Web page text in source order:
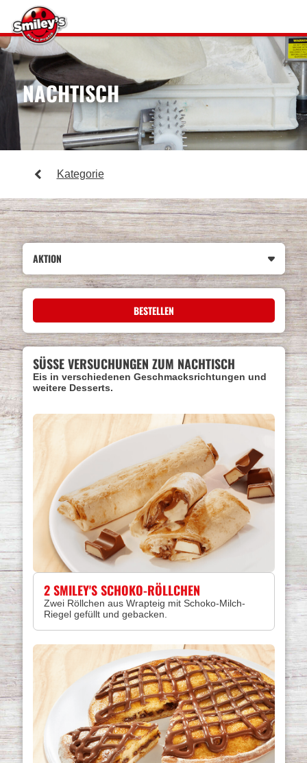
NACHTISCH
Kategorie
BESTELLEN
SÜSSE VERSUCHUNGEN ZUM NACHTISCH
Eis in verschiedenen Geschmacksrichtungen und
weitere Desserts.
2 SMILEY'S SCHOKO-RÖLLCHEN
Zwei Röllchen aus Wrapteig mit Schoko-Milch-
Riegel gefüllt und gebacken.